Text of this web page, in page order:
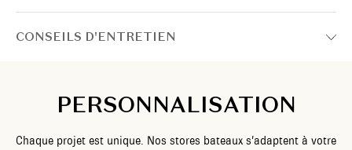
CONSEILS D'ENTRETIEN
PERSONNALISATION
Chaque projet est unique. Nos stores bateaux s’adaptent à votre